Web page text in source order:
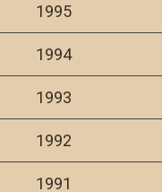
1995
1994
1993
1992
1991